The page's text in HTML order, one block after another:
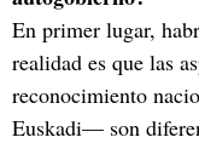
En primer lugar,
realidad es que las
reconocimiento
Euskadi— son